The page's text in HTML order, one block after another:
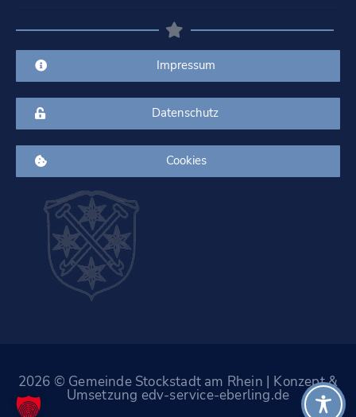
Impressum
Datenschutz
Cookies
2026 © Gemeinde Stockstadt am Rhein | Konzept &
Umsetzung edv-service-eberling.de